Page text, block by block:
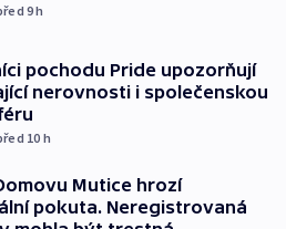
9h
pochodu Pride upozorňují
nerovnosti i společenskou
10 h
Mutice hrozí
pokuta. Neregistrovaná